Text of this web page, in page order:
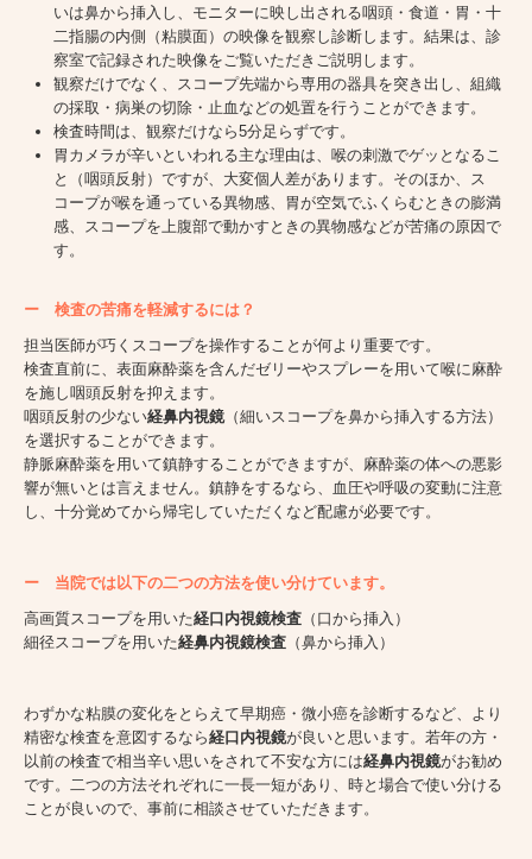
いは鼻から挿入し、モニターに映し出される咽頭・食道・胃・十
二指腸の内側（粘膜面）の映像を観察し診断します。結果は、診
察室で記録された映像をご覧いただきご説明します。
観察だけでなく、スコープ先端から専用の器具を突き出し、組織
の採取・病巣の切除・止血などの処置を行うことができます。
検査時間は、観察だけなら5分足らずです。
胃カメラが辛いといわれる主な理由は、喉の刺激でゲッとなるこ
と（咽頭反射）ですが、大変個人差があります。そのほか、ス
コープが喉を通っている異物感、胃が空気でふくらむときの膨満
感、スコープを上腹部で動かすときの異物感などが苦痛の原因で
す。
ー 検査の苦痛を軽減するには？
担当医師が巧くスコープを操作することが何より重要です。
検査直前に、表面麻酔薬を含んだゼリーやスプレーを用いて喉に麻酔
を施し咽頭反射を抑えます。
咽頭反射の少ない経鼻内視鏡（細いスコープを鼻から挿入する方法）
を選択することができます。
静脈麻酔薬を用いて鎮静することができますが、麻酔薬の体への悪影
響が無いとは言えません。鎮静をするなら、血圧や呼吸の変動に注意
し、十分覚めてから帰宅していただくなど配慮が必要です。
ー 当院では以下の二つの方法を使い分けています。
高画質スコープを用いた経口内視鏡検査 （口から挿入）
細径スコープを用いた経鼻内視鏡検査 （鼻から挿入）
わずかな粘膜の変化をとらえて早期癌・微小癌を診断するなど、より
精密な検査を意図するなら経口内視鏡が良いと思います。若年の方・
以前の検査で相当辛い思いをされて不安な方には経鼻内視鏡がお勧め
です。二つの方法それぞれに一長一短があり、時と場合で使い分ける
ことが良いので、事前に相談させていただきます。